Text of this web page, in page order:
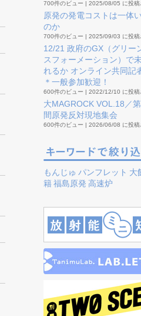
700件のビュー | 2025/08/05 に投稿
原発の発電コストは一体
のか
700件のビュー | 2025/09/03 に投稿
12/21 政府のGX（グリー
スフォーメーション）で
れるか オンライン共同
＊一般参加歓迎！
600件のビュー | 2022/12/10 に投稿
大MAGROCK VOL.18／
間原発反対現地集会
600件のビュー | 2026/06/08 に投稿
もんじゅ パンフレット 大
籍福島原発 高速炉